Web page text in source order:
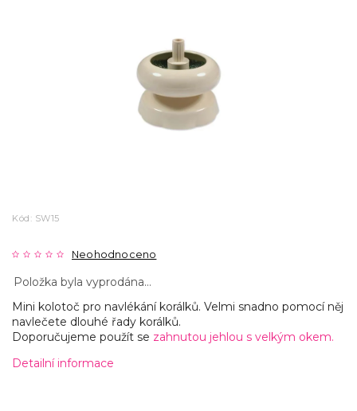
Kód: SW15
Neohodnoceno
Položka byla vyprodána…
Mini kolotoč pro navlékání korálků. Velmi snadno pomocí něj
navlečete dlouhé řady korálků.
Doporučujeme použít se zahnutou jehlou s velkým okem.
Detailní informace